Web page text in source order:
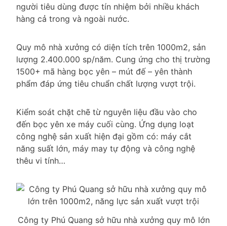
người tiêu dùng được tín nhiệm bởi nhiều khách
hàng cả trong và ngoài nước.
Quy mô nhà xưởng có diện tích trên 1000m2, sản
lượng 2.400.000 sp/năm. Cung ứng cho thị trường
1500+ mã hàng bọc yên – mút đế – yên thành
phẩm đáp ứng tiêu chuẩn chất lượng vượt trội.
Kiểm soát chặt chẽ từ nguyên liệu đầu vào cho
đến bọc yên xe máy cuối cùng. Ứng dụng loạt
công nghệ sản xuất hiện đại gồm có: máy cắt
năng suất lớn, máy may tự động và công nghệ
thêu vi tính…
Công ty Phú Quang sở hữu nhà xưởng quy mô lớn